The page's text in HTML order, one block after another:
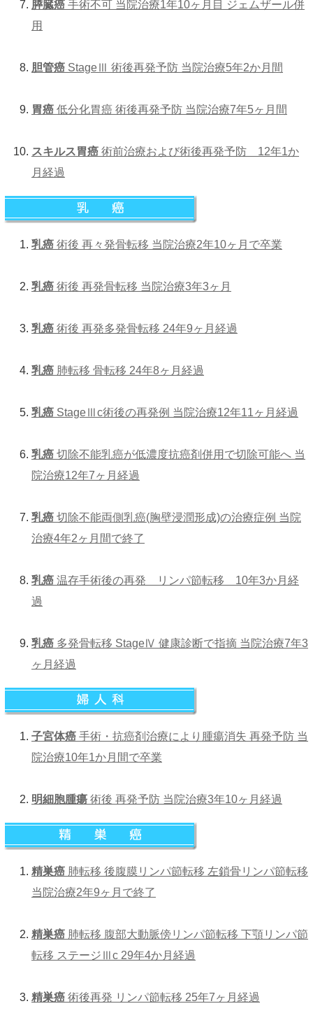
膵臓癌 手術不可 当院治療1年10ヶ月目 ジェムザール併
用
胆管癌 StageⅢ 術後再発予防 当院治療5年2か月間
胃癌 低分化胃癌 術後再発予防 当院治療7年5ヶ月間
スキルス胃癌 術前治療および術後再発予防 12年1か
月経過
乳癌 術後 再々発骨転移 当院治療2年10ヶ月で卒業
乳癌 術後 再発骨転移 当院治療3年3ヶ月
乳癌 術後 再発多発骨転移 24年9ヶ月経過
乳癌 肺転移 骨転移 24年8ヶ月経過
乳癌 StageⅢc術後の再発例 当院治療12年11ヶ月経過
乳癌 切除不能乳癌が低濃度抗癌剤併用で切除可能へ 当
院治療12年7ヶ月経過
乳癌 切除不能両側乳癌(胸壁浸潤形成)の治療症例 当院
治療4年2ヶ月間で終了
乳癌 温存手術後の再発 リンパ節転移 10年3か月経
過
乳癌 多発骨転移 StageⅣ 健康診断で指摘 当院治療7年3
ヶ月経過
子宮体癌 手術・抗癌剤治療により腫瘍消失 再発予防 当
院治療10年1か月間で卒業
明細胞腫瘍 術後 再発予防 当院治療3年10ヶ月経過
精巣癌 肺転移 後腹膜リンパ節転移 左鎖骨リンパ節転移
当院治療2年9ヶ月で終了
精巣癌 肺転移 腹部大動脈傍リンパ節転移 下顎リンパ節
転移 ステージⅢc 29年4か月経過
精巣癌 術後再発 リンパ節転移 25年7ヶ月経過